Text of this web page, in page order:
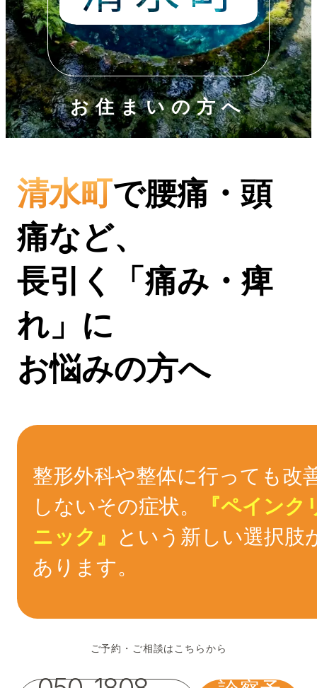
お住まいの方へ
清水町で腰痛・頭
痛など、
長引く「痛み・痺
れ」に
お悩みの方へ
整形外科や整体に行っても改
しないその症状。
『ペインク
ニック』
という新しい選択肢
あります。
ご予約・ご相談はこちらから